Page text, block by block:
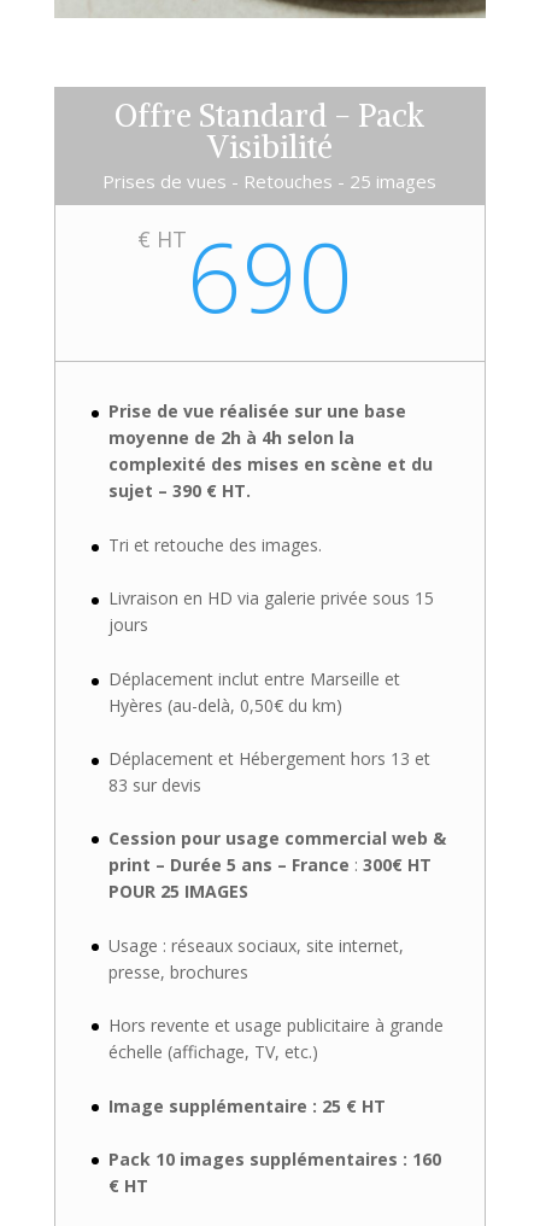
Offre Standard - Pack
Visibilité
Prises de vues - Retouches - 25 images
€ HT 690
Prise de vue réalisée sur une base
moyenne de 2h à 4h selon la
complexité des mises en scène et du
sujet – 390 € HT.
Tri et retouche des images.
Livraison en HD via galerie privée sous 15
jours
Déplacement inclut entre Marseille et
Hyères (au-delà, 0,50€ du km)
Déplacement et Hébergement hors 13 et
83 sur devis
Cession pour usage commercial web &
print – Durée 5 ans – France : 300€ HT
POUR 25 IMAGES
Usage : réseaux sociaux, site internet,
presse, brochures
Hors revente et usage publicitaire à grande
échelle (affichage, TV, etc.)
Image supplémentaire : 25 € HT
Pack 10 images supplémentaires : 160
€ HT